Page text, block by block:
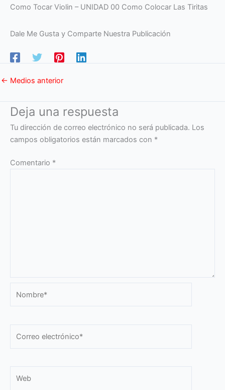
Como Tocar Violin – UNIDAD 00 Como Colocar Las Tiritas
Dale Me Gusta y Comparte Nuestra Publicación
← Medios anterior
Deja una respuesta
Tu dirección de correo electrónico no será publicada. Los
campos obligatorios están marcados con *
Comentario *
electrónico*